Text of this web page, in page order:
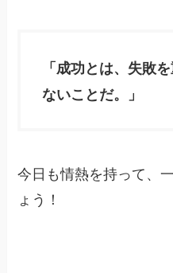
「成功とは、失敗
ないことだ。」
今日も情熱を持って、
ょう！